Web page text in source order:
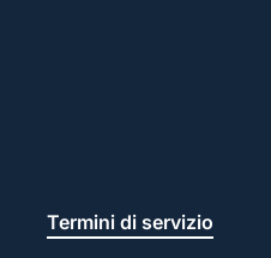
Termini di servizio